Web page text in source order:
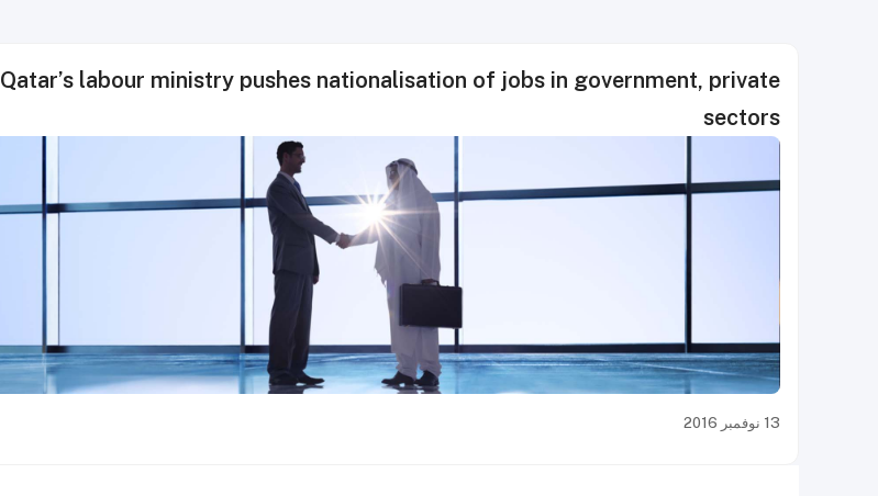
Qatar’s labour ministry pushes nationalisation of jobs in government, private
sectors
13 نوفمبر 2016